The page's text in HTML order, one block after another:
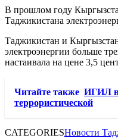
В прошлом году
Таджикистана
Таджикистан и
электроэнергии больше
настаивала на цене 3,5
Читайте также ИГИЛ в
террористической
CATEGORIESНовости